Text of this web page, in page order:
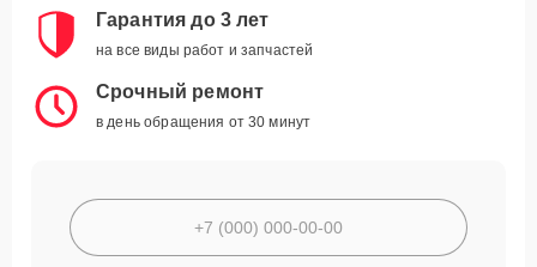
Гарантия до 3 лет
на все виды работ и запчастей
Срочный ремонт
в день обращения от 30 минут